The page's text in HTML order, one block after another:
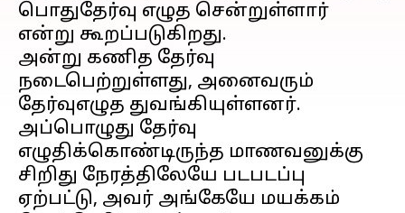
பொதுதேர்வு எழுத சென்றுள்ளார்
என்று கூறப்படுகிறது.
அன்று கணித தேர்வு
நடைபெற்றுள்ளது, அனைவரும்
தேர்வுஎழுத துவங்கியுள்ளனர்.
அப்பொழுது தேர்வு
எழுதிக்கொண்டிருந்த மாணவனுக்கு
சிறிது நேரத்திலேயே படபடப்பு
ஏற்பட்டு, அவர் அங்கேயே மயக்கம்